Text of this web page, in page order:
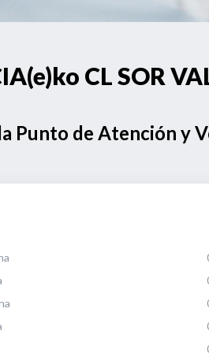
CL SOR
Punto de Atención y